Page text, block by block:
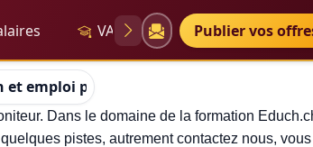
VAE Diplômes
Publier vos
emploi professionnelle éducateur
Dans le domaine de la formation
pistes, autrement contactez nous,